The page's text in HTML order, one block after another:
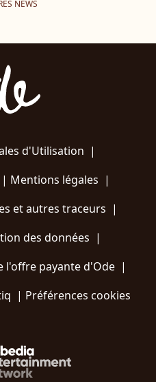
NEWS
d'Utilisation |
Mentions légales |
et autres traceurs |
des données |
l'offre payante d'Ode |
| Préférences cookies